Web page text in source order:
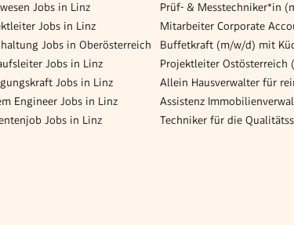
Jobs in Linz
Jobs in Linz
Jobs in Oberösterreich
Jobs in Linz
Jobs in Linz
Engineer Jobs in Linz
Jobs in Linz
Prüf- & Messtechniker*in